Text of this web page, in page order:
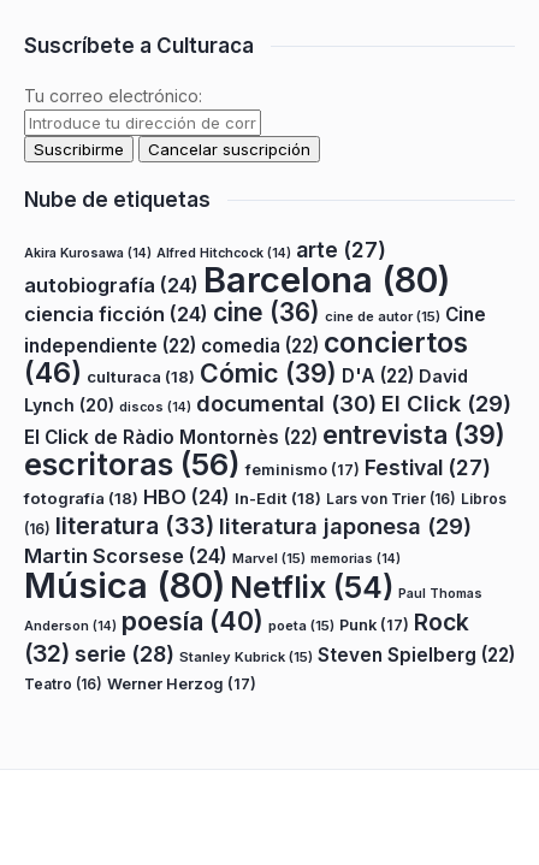
Suscríbete a Culturaca
Tu correo electrónico:
Nube de etiquetas
Akira Kurosawa (14) Alfred Hitchcock (14) arte (27)
autobiografía (24) Barcelona (80)
ciencia ficción (24) cine (36) cine de autor(15) Cine
independiente (22) comedia (22) conciertos
(46) culturaca (18) Cómic (39) D'A (22) David
Lynch (20) discos (14) documental (30) El Click (29)
El Click de Ràdio Montornès (22) entrevista (39)
escritoras (56) feminismo (17) Festival (27)
fotografía (18) HBO (24) In-Edit (18) Lars von Trier (16) Libros
(16) literatura (33) literatura japonesa (29)
Martin Scorsese (24) Marvel (15) memorias (14)
Música (80) Netflix (54) Paul Thomas
Anderson (14) poesía (40) poeta (15) Punk (17) Rock
(32) serie (28) Stanley Kubrick (15) Steven Spielberg (22)
Teatro (16) Werner Herzog (17)